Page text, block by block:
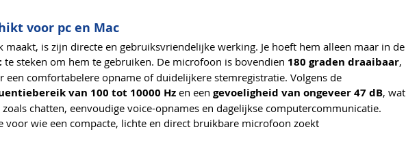
voor pc en Mac
is zijn directe en gebruiksvriendelijke werking. Je hoeft hem alleen maar in de
te steken om hem te gebruiken. De microfoon is bovendien 180 graden draaibaar,
comfortabelere opname of duidelijkere stemregistratie. Volgens de
van 100 tot 10000 Hz en een gevoeligheid van ongeveer 47 dB, wat
chatten, eenvoudige voice-opnames en dagelijkse computercommunicatie.
voor wie een compacte, lichte en direct bruikbare microfoon zoekt